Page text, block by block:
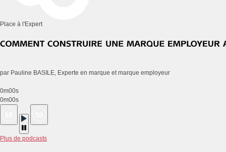
Place à l'Expert
par Pauline BASILE, Experte en marque et marque employeur
0m00s
0m00s
Plus de podcasts